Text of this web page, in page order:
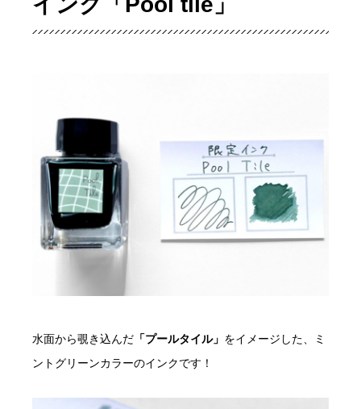
水面から覗き込んだ 「プールタイル」 をイメージした、ミ
ントグリーンカラーのインクです！